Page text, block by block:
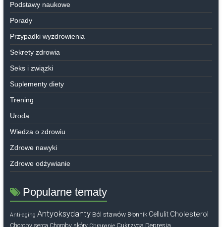
Podstawy naukowe
Porady
Przypadki wyzdrowienia
Sekrety zdrowia
Seks i związki
Suplementy diety
Trening
Uroda
Wiedza o zdrowiu
Zdrowe nawyki
Zdrowe odżywianie
Popularne tematy
Anti-aging Antyoksydanty Ból stawów Błonnik Cellulit Cholesterol
Choroby serca Choroby skóry Chrapanie Cukrzyca Depresja